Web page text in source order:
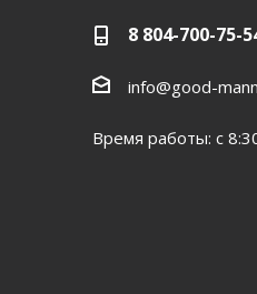
8 804-700-75-
info@good-
Время работы: с